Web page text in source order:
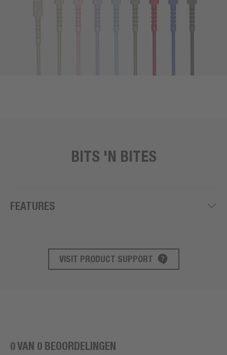
BITS 'N BITES
FEATURES
PRODUCT ONDERSTEUNING
VISIT PRODUCT SUPPORT
0 VAN 0 BEOORDELINGEN